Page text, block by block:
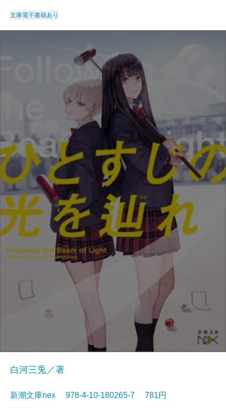
文庫電子書籍あり
白河三兎／著
新潮文庫nex 978-4-10-180265-7 781円